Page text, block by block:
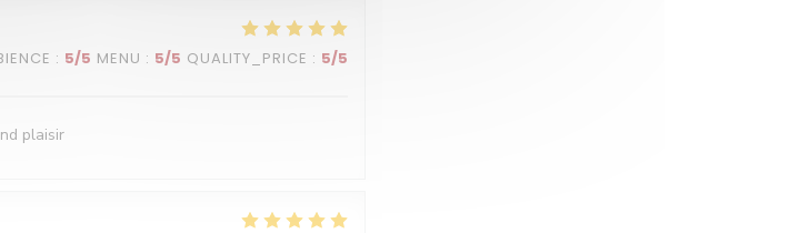
: 5/5 MENU : 5/5 QUALITY_PRICE : 5/5
plaisir